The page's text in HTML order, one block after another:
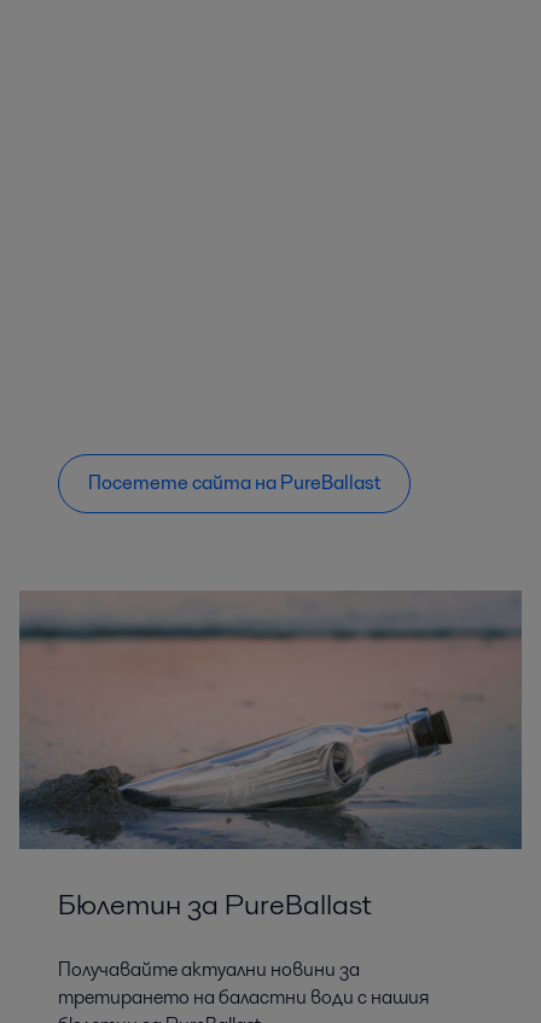
Посетете сайта на PureBallast
Бюлетин за PureBallast
Получавайте актуални новини за
третирането на баластни води с нашия